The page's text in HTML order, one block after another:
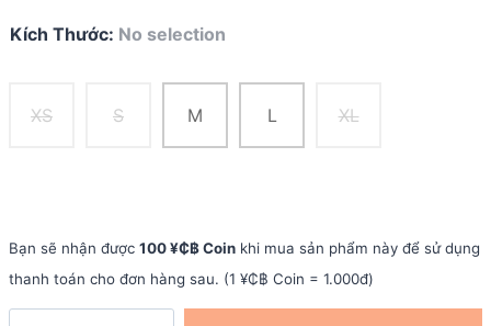
Kích Thước: No selection
XS S M L XL
Bạn sẽ nhận được 100 ¥₵฿ Coin khi mua sản phẩm này để sử dụng
thanh toán cho đơn hàng sau. (1 ¥₵฿ Coin = 1.000đ)